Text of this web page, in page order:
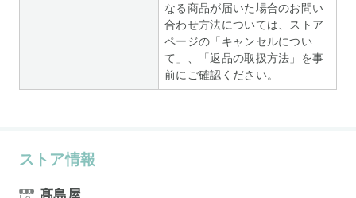
なる商品が届いた場合のお問い
合わせ方法については、ストア
ページの「キャンセルについ
て」、「返品の取扱方法」を事
前にご確認ください。
ストア情報